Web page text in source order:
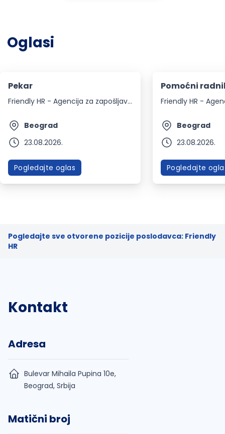
Oglasi
Pekar
Friendly HR - Agencija za zapošljavanje
Beograd
23.08.2026.
Pogledajte oglas
Pomoćni
Beograd
23.08.2026.
Pogledajte
Pogledajte sve otvorene pozicije poslodavca: Friendly
HR
Kontakt
Adresa
Bulevar Mihaila Pupina 10e,
Beograd, Srbija
Matični broj